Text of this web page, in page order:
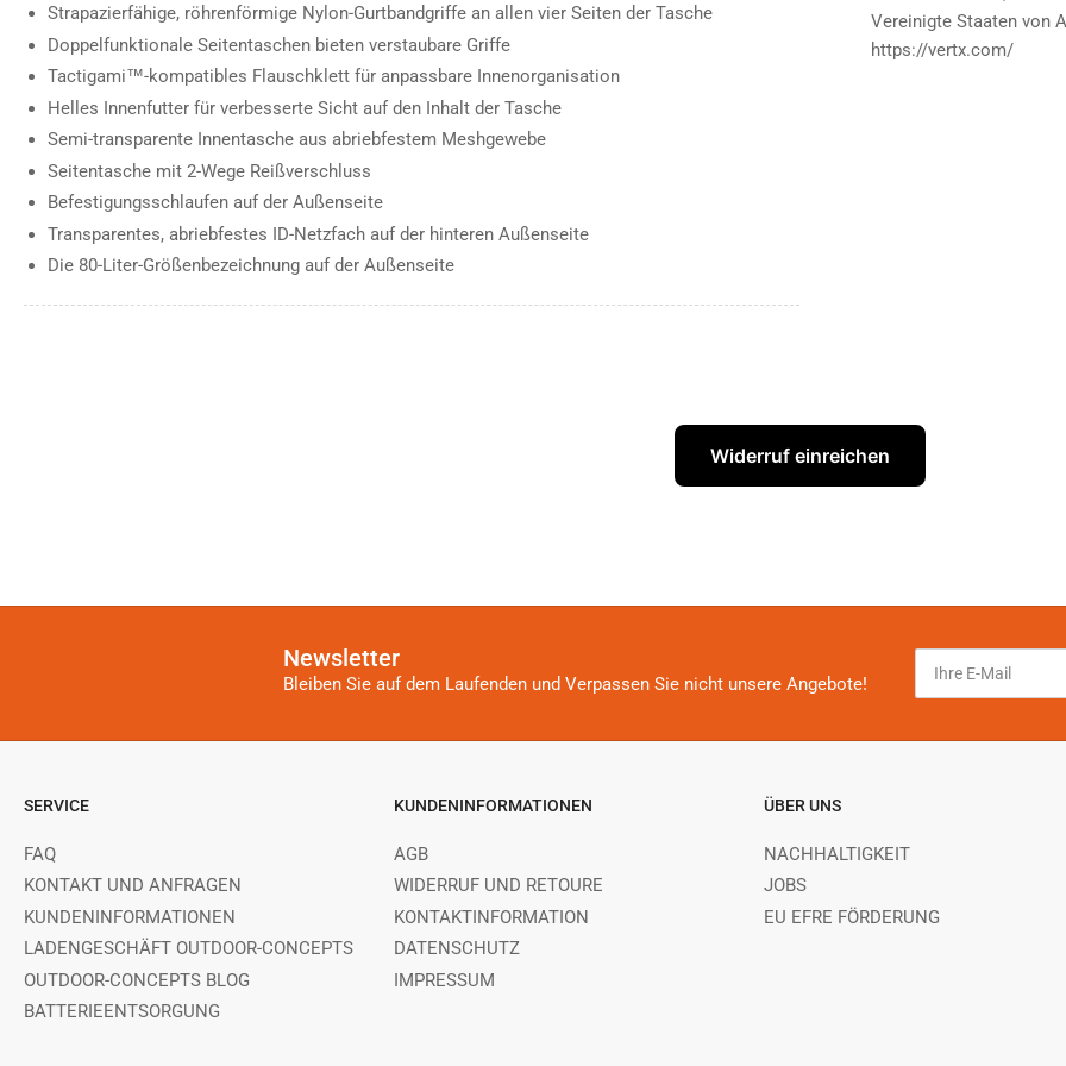
Vereinigte Staaten von
https://vertx.com/
Strapazierfähige, röhrenförmige Nylon-Gurtbandgriffe an allen vier Seiten der Tasche
Doppelfunktionale Seitentaschen bieten verstaubare Griffe
Tactigami™️-kompatibles Flauschklett für anpassbare Innenorganisation
Helles Innenfutter für verbesserte Sicht auf den Inhalt der Tasche
Semi-transparente Innentasche aus abriebfestem Meshgewebe
Seitentasche mit 2-Wege Reißverschluss
Befestigungsschlaufen auf der Außenseite
Transparentes, abriebfestes ID-Netzfach auf der hinteren Außenseite
Die 80-Liter-Größenbezeichnung auf der Außenseite
Widerruf einreichen
Newsletter
Bleiben Sie auf dem Laufenden und Verpassen Sie nicht unsere Angebote!
Ihre
Mail
SERVICE
FAQ
KONTAKT UND ANFRAGEN
KUNDENINFORMATIONEN
LADENGESCHÄFT OUTDOOR-CONCEPTS
OUTDOOR-CONCEPTS BLOG
BATTERIEENTSORGUNG
KUNDENINFORMATIONEN
AGB
WIDERRUF UND RETOURE
KONTAKTINFORMATION
DATENSCHUTZ
IMPRESSUM
ÜBER UNS
NACHHALTIGKEIT
JOBS
EU EFRE FÖRDERUNG